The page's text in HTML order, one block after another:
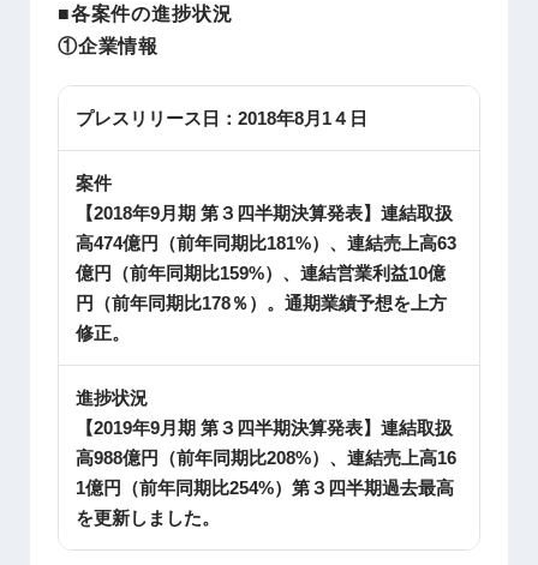
■各案件の進捗状況
①企業情報
プレスリリース日： 2018年8月1４日
案件
【2018年9月期 第３四半期決算発表】連結取扱
高474億円（前年同期比181%）、連結売上高63
億円（前年同期比159%）、連結営業利益10億
円（前年同期比178％）。通期業績予想を上方
修正。
進捗状況
【2019年9月期 第３四半期決算発表】連結取扱
高988億円（前年同期比208%）、連結売上高16
1億円（前年同期比254%）第３四半期過去最高
を更新しました。